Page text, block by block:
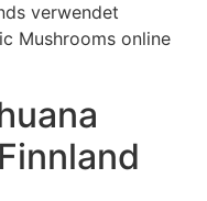
verwendet
Mushrooms online